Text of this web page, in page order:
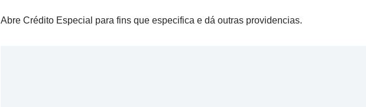
Abre Crédito Especial para fins que especifica e dá outras providencias.